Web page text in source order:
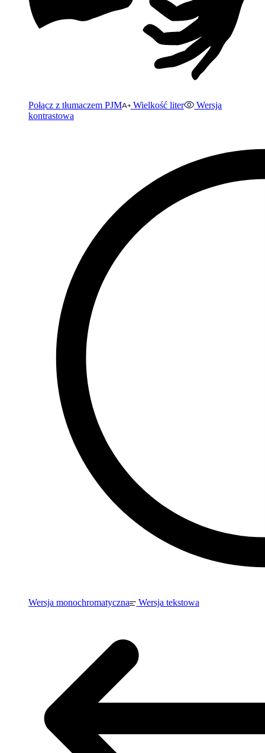
Połącz z tłumaczem PJM Wielkość liter
Wersja
kontrastowa
Wersja monochromatyczna Wersja tekstowa